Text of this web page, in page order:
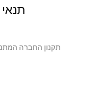
תקנון החברה